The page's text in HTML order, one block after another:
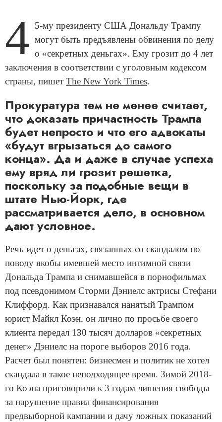
4 5-му президенту США Дональду Трампу
могут быть предъявлены обвинения по делу
о «секретных деньгах». Ему грозит до 4 лет
заключения в соответствии с уголовным кодексом
страны, пишет The New York Times.
Прокуратура тем не менее считает,
что доказать причастность Трампа
будет непросто и что его адвокаты
«будут вгрызаться до самого
конца». Да и даже в случае успеха
ему вряд ли грозит решетка,
поскольку за подобные вещи в
штате Нью-Йорк, где
рассматривается дело, в основном
дают условное.
Речь идет о деньгах, связанных со скандалом по
поводу якобы имевшей место интимной связи
Дональда Трампа и снимавшейся в порнофильмах
под псевдонимом Сторми Дэниелс актрисы Стефани
Клиффорд. Как признавался нанятый Трампом
юрист Майкл Коэн, он лично по просьбе своего
клиента передал 130 тысяч долларов «секретных
денег» Дэниелс на пороге выборов 2016 года.
Расчет был понятен: бизнесмен и политик не хотел
скандала в такое неподходящее время. Зимой 2018-
го Коэна приговорили к 3 годам лишения свободы
за нарушение правил финансирования
предвыборной кампании и дачу ложных показаний